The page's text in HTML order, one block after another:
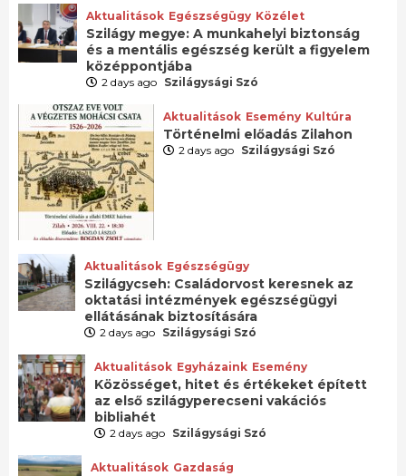
Aktualitások Egészségügy Közélet
Szilágy megye: A munkahelyi biztonság
és a mentális egészség került a figyelem
középpontjába
2 days ago Szilágysági Szó
Aktualitások Esemény Kultúra
Történelmi előadás Zilahon
2 days ago Szilágysági Szó
Aktualitások Egészségügy
Szilágycseh: Családorvost keresnek az
oktatási intézmények egészségügyi
ellátásának biztosítására
2 days ago Szilágysági Szó
Aktualitások Egyházaink Esemény
Közösséget, hitet és értékeket épített
az első szilágyperecseni vakációs
bibliahét
2 days ago Szilágysági Szó
Aktualitások Gazdaság